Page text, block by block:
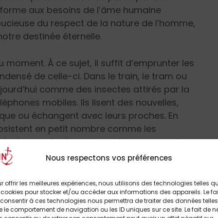
Nous respectons vos préférences
offrir les meilleures expériences, nous utilisons des technologies telles
pour stocker et/ou accéder aux informations des appareils. Le
à ces technologies nous permettra de traiter des données telles
le comportement de navigation ou les ID uniques sur ce site. Le fait de
aux besoins de l’âme humaine
du respect de la nature de l’homme,
destinée éternelle.
À ce sujet, il suffit d’emprunter les
de celle-ci. Dans le train, le tram ou
comme des insectes attirés par la
mobiles. Ils lisent des nouvelles,
ou échangent avec leurs proches. En
en petit nombre comme les
pour les journaux ou les revues ont
existent encore. Et, surtout, une jeunesse
besoin d’information et de formation.
partie de la jeune génération s’inquiète et